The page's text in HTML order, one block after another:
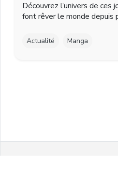
Découvrez l’univers de ces
font rêver le monde depuis
Actualité Manga